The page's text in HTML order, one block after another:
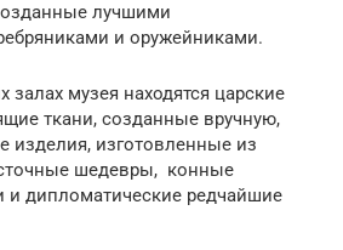
лучшими
и оружейниками.
залах музея находятся царские
ткани, созданные вручную,
изделия, изготовленные из
шедевры, конные
дипломатические редчайшие